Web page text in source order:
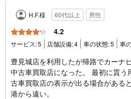
H.F.様 60代以上 男性
4.2
サービス:5 店舗設備:4 車の状態:5 車
豊見城店を利用したが帰路でカーナ
中古車買取店になった。 最初に貰う
古車買取店の表示が出る場合がある
港から遠い。